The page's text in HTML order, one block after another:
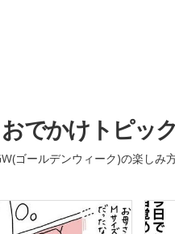
でかけトピッ
ゴールデンウィーク)の楽しみ